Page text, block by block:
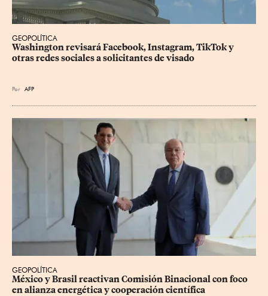
GEOPOLÍTICA
Washington revisará Facebook, Instagram, TikTok y
otras redes sociales a solicitantes de visado
Por AFP
GEOPOLÍTICA
México y Brasil reactivan Comisión Binacional con foco
en alianza energética y cooperación científica